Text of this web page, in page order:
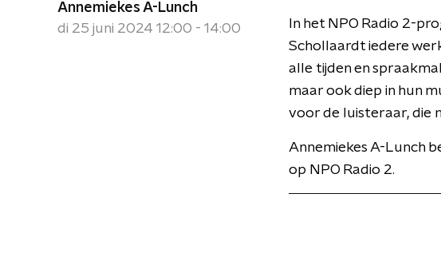
Annemiekes A-Lunch
di 25 juni 2024 12:00 - 14:00
In het NPO Radio 2-
Schollaardt iedere
alle tijden en
maar ook diep in hun
voor de luisteraar, die
Annemiekes A-Lunch
op NPO Radio 2.